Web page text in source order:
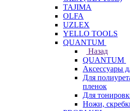
TAJIMA
OLFA
UZLEX
YELLO TOOLS
QUANTUM
Назад
QUANTUM
Аксессуары
Для
пленок
Для
Ножи,